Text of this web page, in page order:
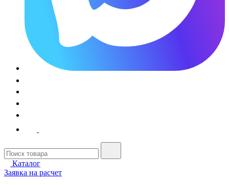
Каталог
Заявка на расчет